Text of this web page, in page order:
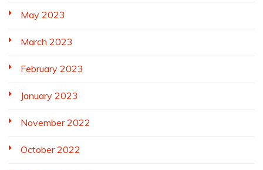
May 2023
March 2023
February 2023
January 2023
November 2022
October 2022